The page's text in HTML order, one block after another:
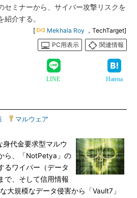
セミナーから、サイバー攻撃リスクを
介する。
[ Mekhala Roy ，TechTarget]
PC用表示
関連情報
LINE Hatena
マルウェア
代金要求型マルウ
ら、「NotPetya」の
るワイパー（データ
で、そして信用情報
大規模なデータ侵害から「Vault7」